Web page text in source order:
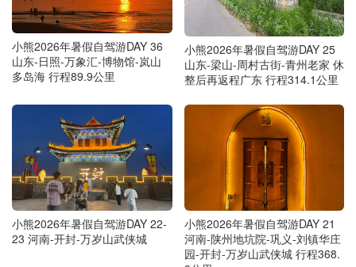
小熊2026年暑假自驾游DAY 36
山东-日照-万象汇-博物馆-岚山
多岛海 行程89.9公里
小熊2026年暑假自驾游DAY 25
山东-梁山-周村古街-青州老家 休
整后再返程广东 行程314.1公里
小熊2026年暑假自驾游DAY 22-
23 河南-开封-万岁山武侠城
小熊2026年暑假自驾游DAY 21
河南-陕州地坑院-巩义-刘镇华庄
园-开封-万岁山武侠城 行程368.